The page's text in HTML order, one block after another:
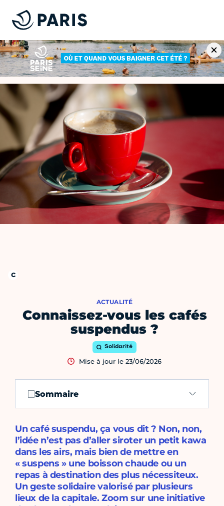
Connaissez-vous les cafés
suspendus ?
ACTUALITÉ
Solidarité
Mise à jour le 23/06/2026
Sommaire
Un café suspendu, ça vous dit ? Non, non,
l’idée n’est pas d’aller siroter un petit kawa
dans les airs, mais bien de mettre en
« suspens » une boisson chaude ou un
repas à destination des plus nécessiteux.
Un geste solidaire valorisé par plusieurs
lieux de la capitale. Zoom sur une initiative